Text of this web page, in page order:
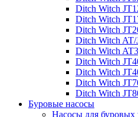
Ditch Witch
Ditch Witch
Ditch Witch
Ditch Witch AT/
Ditch Witch
Ditch Witch
Ditch Witch
Ditch Witch
Ditch Witch
Буровые насосы
Насосы для буровых